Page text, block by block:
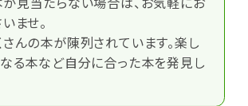
ませ。
んの本が陳列されています。楽し
る本など自分に合った本を発見し